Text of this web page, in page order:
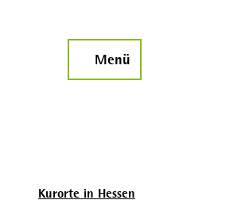
Menü
Kurorte in Hessen